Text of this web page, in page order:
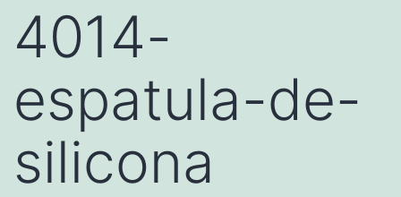
4014-
espatula-de-
silicona